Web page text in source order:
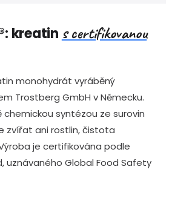
kreatin s certifikovanou
monohydrát vyráběný
Trostberg GmbH v Německu.
chemickou syntézou ze surovin
zvířat ani rostlin, čistota
je certifikována podle
uznávaného Global Food Safety